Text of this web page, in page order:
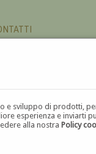
e sviluppo di prodotti,
esperienza e inviarti
alla nostraPolicy